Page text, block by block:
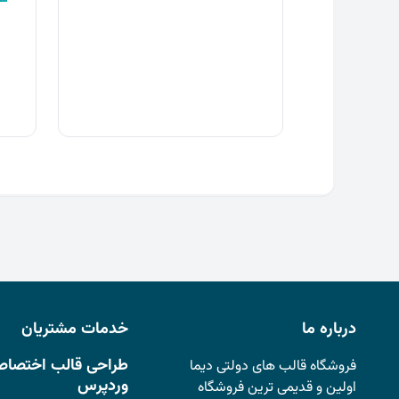
درباره ما
فروشگاه قالب های دولتی دیما
اولین و قدیمی ترین فروشگاه
خدمات مشتریان
طراحی قالب
وردپرس